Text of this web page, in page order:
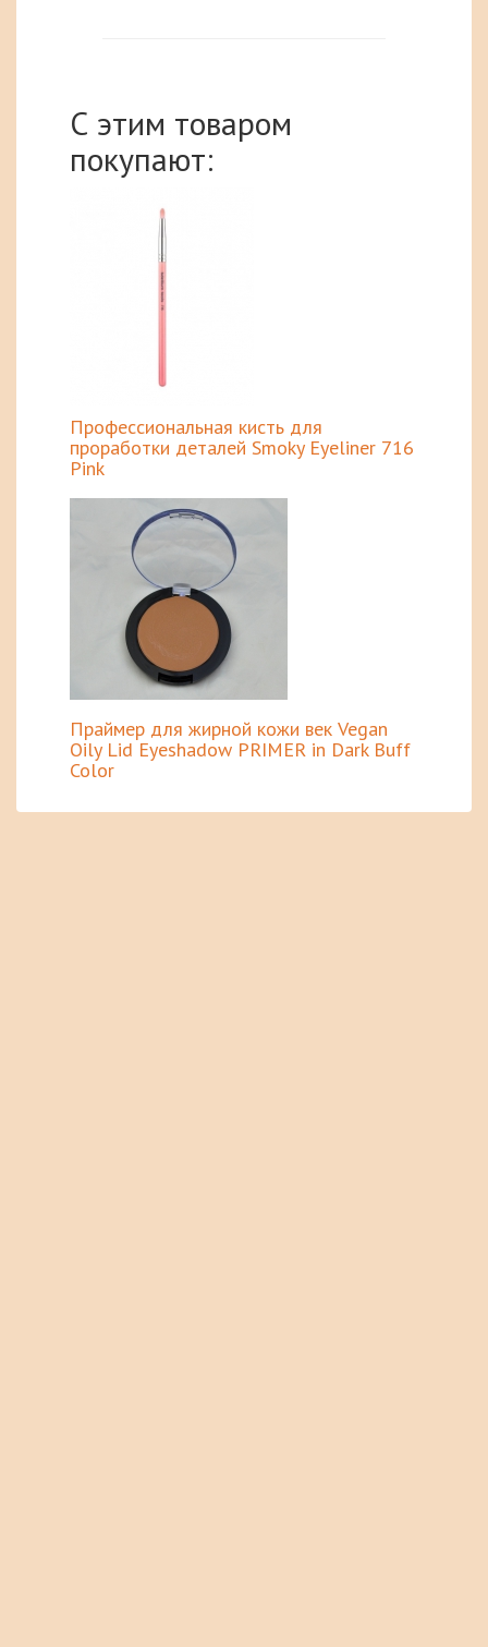
С этим товаром
покупают:
Профессиональная кисть для
проработки деталей Smoky Eyeliner 716
Pink
Праймер для жирной кожи век Vegan
Oily Lid Eyeshadow PRIMER in Dark Buff
Color